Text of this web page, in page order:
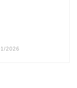
2026